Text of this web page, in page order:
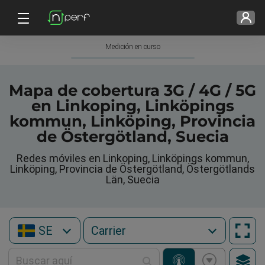
Medición en curso
Mapa de cobertura 3G / 4G / 5G
en Linkoping, Linköpings
kommun, Linköping, Provincia
de Östergötland, Suecia
Redes móviles en Linkoping, Linköpings kommun,
Linköping, Provincia de Östergötland, Östergötlands
Län, Suecia
SE